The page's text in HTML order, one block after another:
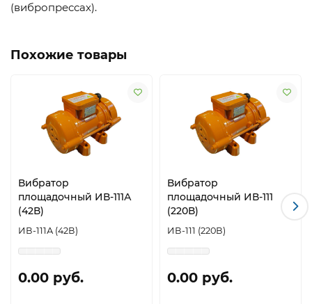
(вибропрессах).
Похожие товары
Вибратор
площадочный ИВ-111А
(42В)
ИВ-111А (42В)
0.00 руб.
Вибратор
площадочный ИВ-111
(220В)
ИВ-111 (220В)
0.00 руб.